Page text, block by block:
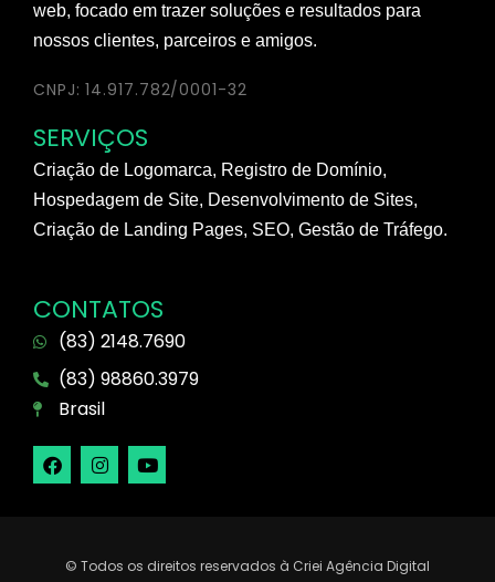
web, focado em trazer soluções e resultados para
nossos clientes, parceiros e amigos.
CNPJ: 14.917.782/0001-32
SERVIÇOS
Criação de Logomarca, Registro de Domínio,
Hospedagem de Site, Desenvolvimento de Sites,
Criação de Landing Pages, SEO, Gestão de Tráfego.
CONTATOS
(83) 2148.7690
(83) 98860.3979
Brasil
© Todos os direitos reservados à Criei Agência Digital